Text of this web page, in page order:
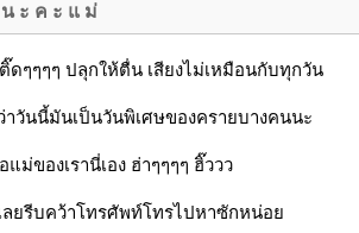
ะ ค ะ แ ม่
ดๆๆๆๆ ปลุกให้ตื่น เสียงไม่เหมือนกับทุกวัน
วันนี้มันเป็นวันพิเศษของครายบางคนนะ
ม่ของเรานี่เอง ฮ่าๆๆๆๆ ฮิ๊ววว
ยรีบคว้าโทรศัพท์โทรไปหาซักหน่อย